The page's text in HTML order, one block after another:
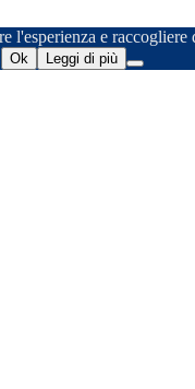
l'esperienza e
Ok Leggi di più